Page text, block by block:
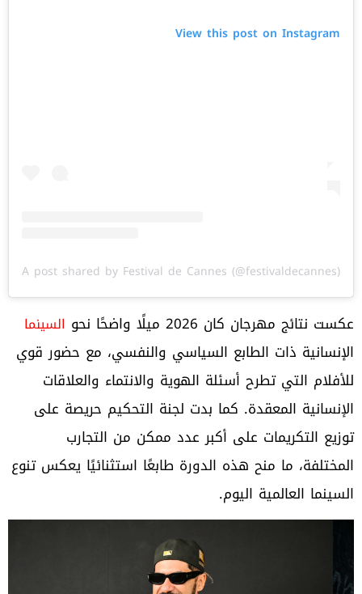
View this post on Instagram
A post shared by Festival de Cannes (@festivaldecannes)
عكست نتائج مهرجان كان 2026 ميلًا واضحًا نحو السينما
الإنسانية ذات الطابع السياسي والنفسي، مع حضور قوي
للأفلام التي تطرح أسئلة الهوية والانتماء والعلاقات
الإنسانية المعقدة. كما بدت لجنة التحكيم حريصة على
توزيع التكريمات على أكبر عدد ممكن من التجارب
المختلفة، ما منح هذه الدورة طابعًا استثنائيًا يعكس تنوع
السينما العالمية اليوم.